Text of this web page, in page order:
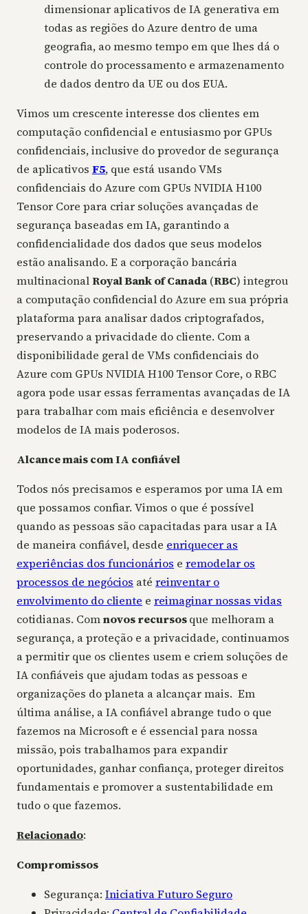
dimensionar aplicativos de IA generativa em
todas as regiões do Azure dentro de uma
geografia, ao mesmo tempo em que lhes dá o
controle do processamento e armazenamento
de dados dentro da UE ou dos EUA.
Vimos um crescente interesse dos clientes em
computação confidencial e entusiasmo por GPUs
confidenciais, inclusive do provedor de segurança
de aplicativos F5, que está usando VMs
confidenciais do Azure com GPUs NVIDIA H100
Tensor Core para criar soluções avançadas de
segurança baseadas em IA, garantindo a
confidencialidade dos dados que seus modelos
estão analisando. E a corporação bancária
multinacionalRoyal Bank of Canada (RBC) integrou
a computação confidencial do Azure em sua própria
plataforma para analisar dados criptografados,
preservando a privacidade do cliente. Com a
disponibilidade geral de VMs confidenciais do
Azure com GPUs NVIDIA H100 Tensor Core, o RBC
agora pode usar essas ferramentas avançadas de IA
para trabalhar com mais eficiência e desenvolver
modelos de IA mais poderosos.
Alcance mais com IA confiável
Todos nós precisamos e esperamos por uma IA em
que possamos confiar. Vimos o que é possível
quando as pessoas são capacitadas para usar a IA
de maneira confiável, desde enriquecer as
experiências dos funcionários e remodelar os
processos de negócios até reinventar o
envolvimento do cliente e reimaginar nossas vidas
cotidianas. Comnovos recursosque melhoram a
segurança, a proteção e a privacidade, continuamos
a permitir que os clientes usem e criem soluções de
IA confiáveis que ajudam todas as pessoas e
organizações do planeta a alcançar mais. Em
última análise, a IA confiável abrange tudo o que
fazemos na Microsoft e é essencial para nossa
missão, pois trabalhamos para expandir
oportunidades, ganhar confiança, proteger direitos
fundamentais e promover a sustentabilidade em
tudo o que fazemos.
Relacionado:
Compromissos
Segurança: Iniciativa Futuro Seguro